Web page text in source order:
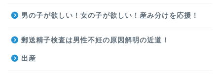
男の子が欲しい！女の子が欲しい！産み分けを応援！
郵送精子検査は男性不妊の原因解明の近道！
出産